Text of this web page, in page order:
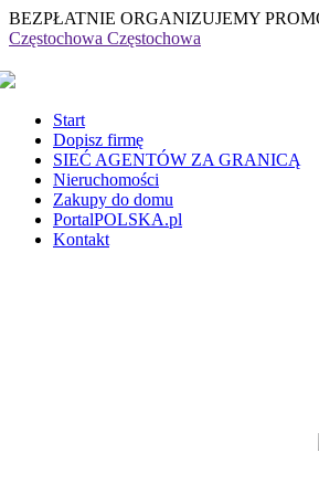
BEZPŁATNIE ORGANIZUJEMY
Częstochowa Częstochowa
Start
Dopisz firmę
SIEĆ AGENTÓW ZA GRANICĄ
Nieruchomości
Zakupy do domu
PortalPOLSKA.pl
Kontakt